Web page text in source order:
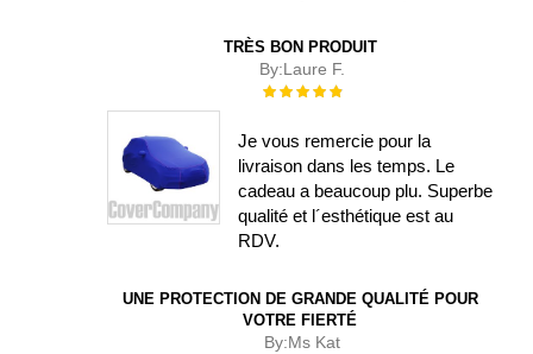
TRÈS BON PRODUIT
By:Laure F.
Évaluation :
Je vous remercie pour la
livraison dans les temps. Le
cadeau a beaucoup plu. Superbe
qualité et l´esthétique est au
RDV.
UNE PROTECTION DE GRANDE QUALITÉ POUR
VOTRE FIERTÉ
By:Ms Kat